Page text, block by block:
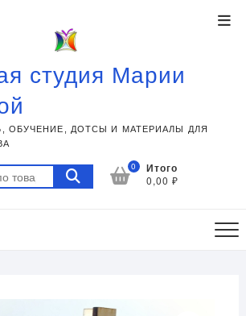
студия Марии
ОБУЧЕНИЕ, ДОТСЫ И МАТЕРИАЛЫ ДЛЯ
Искать: 0 Итого
0,00 ₽